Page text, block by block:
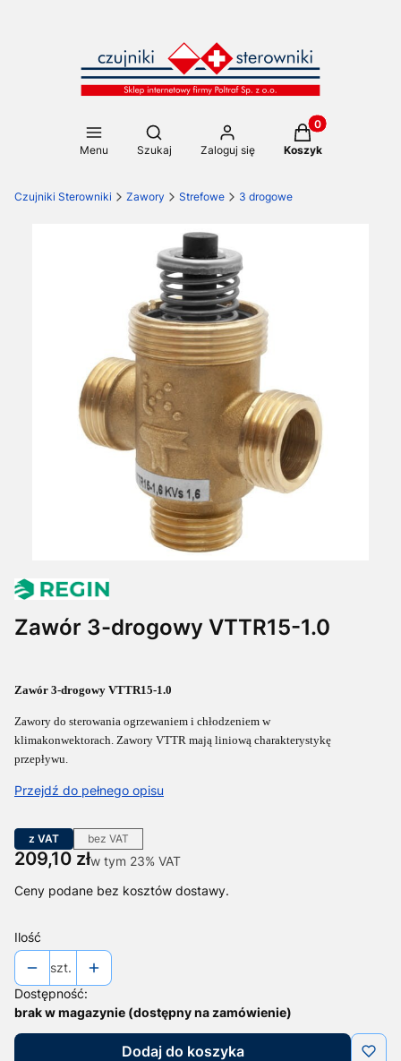
Menu
Otwórz wyszukiwarkę
Szukaj Zaloguj się
Produkty w
Koszyk
Czujniki Sterowniki Zawory Strefowe 3 drogowe
Zawór 3-drogowy VTTR15-1.0
Zawór 3-drogowy VTTR15-1.0
Zawory do sterowania ogrzewaniem i chłodzeniem w
klimakonwektorach. Zawory VTTR mają liniową charakterystykę
przepływu.
Przejdź do pełnego opisu
z VAT bez VAT
Cena
209,10 złw tym 23% VAT
w tym 23% VAT
Ceny podane bez kosztów dostawy.
Ilość
szt.
Dostępność:
brak w magazynie (dostępny na zamówienie)
Dodaj do koszyka